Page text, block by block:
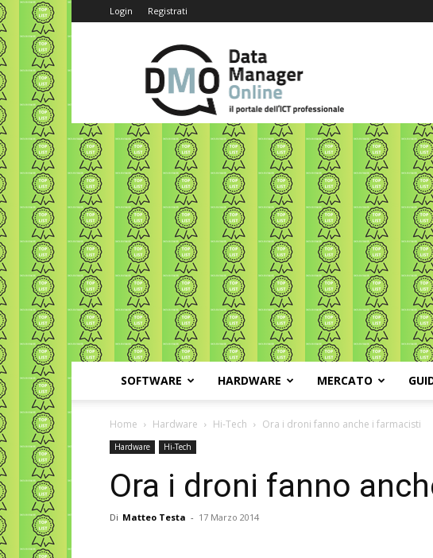
Login Registrati
Data
Manager
Online
SOFTWARE HARDWARE MERCATO
Home Hardware Hi-Tech Ora i droni fanno anche i farmacisti
Hardware Hi-Tech
Ora i droni fanno
Di Matteo Testa - 17 Marzo 2014